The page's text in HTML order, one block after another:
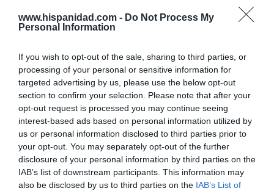
www.hispanidad.com - Do Not Process My
Personal Information
If you wish to opt-out of the sale, sharing to third parties, or
processing of your personal or sensitive information for
targeted advertising by us, please use the below opt-out
section to confirm your selection. Please note that after your
opt-out request is processed you may continue seeing
interest-based ads based on personal information utilized by
us or personal information disclosed to third parties prior to
your opt-out. You may separately opt-out of the further
disclosure of your personal information by third parties on the
IAB’s list of downstream participants. This information may
also be disclosed by us to third parties on the IAB’s List of
Diario de la corrupción sanchista. Hazte
Oír se manifiesta delante de La Mareta:
por Redacción
Artículos anteriores
Opinión
Enormes minucias
por Eulogio López